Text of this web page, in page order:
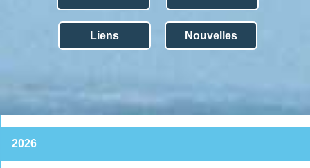
Liens Nouvelles
2026